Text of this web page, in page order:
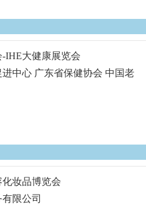
-IHE大健康展览会
中心 广东省保健协会 中国老
妆品博览会
限公司